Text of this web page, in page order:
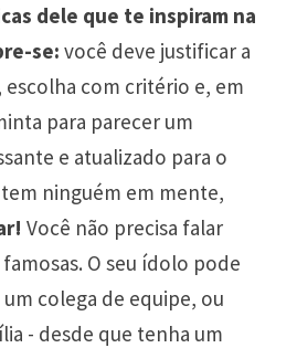
dele que te inspiram na
se: você deve justificar a
escolha com critério e, em
para parecer um
e atualizado para o
ninguém em mente,
Você não precisa falar
O seu ídolo pode
colega de equipe, ou
- desde que tenha um